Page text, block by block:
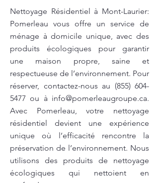
Nettoyage Résidentiel à Mont-Laurier:
Pomerleau vous offre un service de
ménage à domicile unique, avec des
produits écologiques pour garantir
une maison propre, saine et
respectueuse de l’environnement. Pour
réserver, contactez-nous au (855) 604-
5477 ou à info@pomerleaugroupe.ca.
Avec Pomerleau, votre nettoyage
résidentiel devient une expérience
unique où l’efficacité rencontre la
préservation de l’environnement. Nous
utilisons des produits de nettoyage
écologiques qui nettoient en